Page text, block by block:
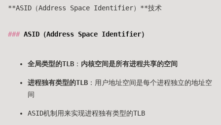
**ASID（Address Space Identifier）**技术
ASID（Address Space Identifier）
全局类型的TLB ： 内核空间是所有进程共享的空间
进程独有类型的TLB ：用户地址空间是每个进程独立的地址空
间
ASID机制用来实现进程独有类型的TLB